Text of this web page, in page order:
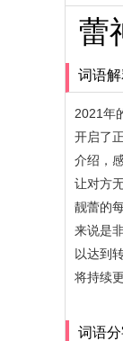
蕾
词语
2021年
开启了
介绍，
让对方
靓蕾的
来说是
以达到
将持续
词语